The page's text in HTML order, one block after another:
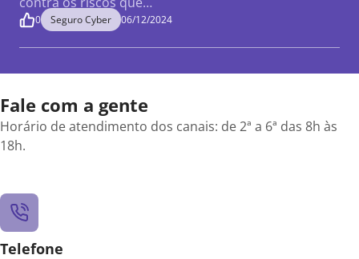
0 Seguro Cyber 06/12/2024
Fale com a gente
Horário de atendimento dos canais: de 2ª a 6ª das 8h às
18h.
Telefone